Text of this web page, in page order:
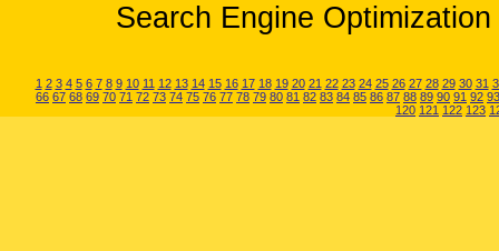
Search Engine
1 2 3 4 5 6 7 8 9 10 11 12 13 14 15 16 17 18 19 20 21 22 23 24 25 26 27 28 29 30 31
66 67 68 69 70 71 72 73 74 75 76 77 78 79 80 81 82 83 84 85 86 87 88 89 90 91 92 93
120 121 122 123